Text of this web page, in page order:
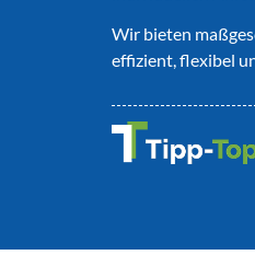
Wir bieten
effizient, flexibel